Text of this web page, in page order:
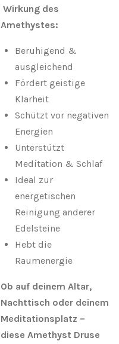
Wirkung des
Amethystes:
Beruhigend &
ausgleichend
Fördert geistige
Klarheit
Schützt vor negativen
Energien
Unterstützt
Meditation & Schlaf
Ideal zur
energetischen
Reinigung anderer
Edelsteine
Hebt die
Raumenergie
Ob auf deinem Altar,
Nachttisch oder deinem
Meditationsplatz –
diese Amethyst Druse